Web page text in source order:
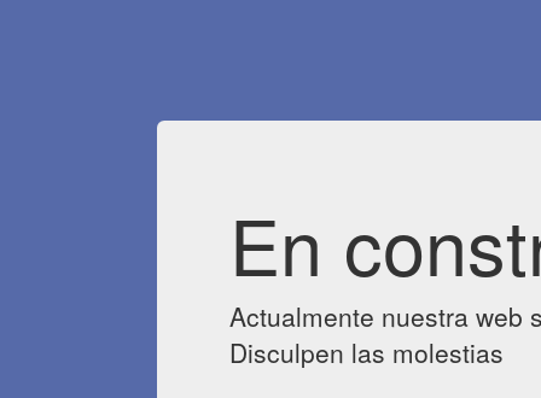
En
Actualmente nuestra web
Disculpen las molestias